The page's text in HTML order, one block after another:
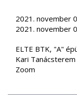
2021. november
2021. november
ELTE BTK, "A"
Kari Tanácsterem
Zoom